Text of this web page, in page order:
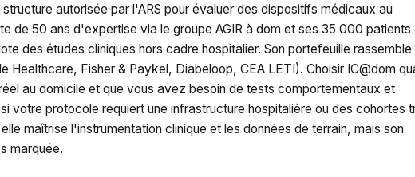
autorisée par l'ARS pour évaluer des dispositifs médicaux au
de 50 ans d'expertise via le groupe AGIR à dom et ses 35 000 patients
des études cliniques hors cadre hospitalier. Son portefeuille rassemble
Healthcare, Fisher & Paykel, Diabeloop, CEA LETI). Choisir IC@dom
au domicile et que vous avez besoin de tests comportementaux et
votre protocole requiert une infrastructure hospitalière ou des cohortes
maîtrise l'instrumentation clinique et les données de terrain, mais son
marquée.